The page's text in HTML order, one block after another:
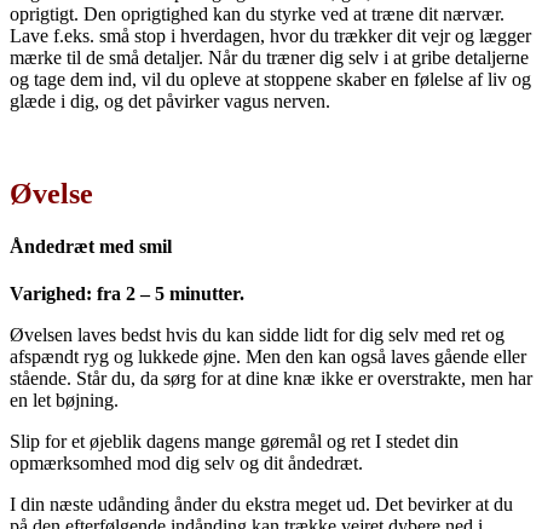
oprigtigt. Den oprigtighed kan du styrke ved at træne dit nærvær.
Lave f.eks. små stop i hverdagen, hvor du trækker dit vejr og lægger
mærke til de små detaljer. Når du træner dig selv i at gribe detaljerne
og tage dem ind, vil du opleve at stoppene skaber en følelse af liv og
glæde i dig, og det påvirker vagus nerven.
Øvelse
Åndedræt med smil
Varighed: fra 2 – 5 minutter.
Øvelsen laves bedst hvis du kan sidde lidt for dig selv med ret og
afspændt ryg og lukkede øjne. Men den kan også laves gående eller
stående. Står du, da sørg for at dine knæ ikke er overstrakte, men har
en let bøjning.
Slip for et øjeblik dagens mange gøremål og ret I stedet din
opmærksomhed mod dig selv og dit åndedræt.
I din næste udånding ånder du ekstra meget ud. Det bevirker at du